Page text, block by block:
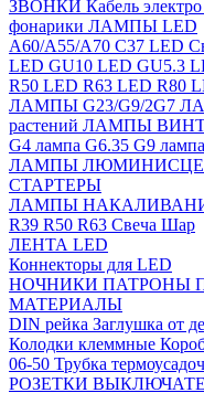
ЗВОНКИ Кабель электро
фонарики ЛАМПЫ LED
A60/A55/A70 C37 LED
LED GU10 LED GU5.3
R50 LED R63 LED R80
ЛАМПЫ G23/G9/2G7
растений ЛАМПЫ
G4 лампа G6.35 G9 лампа
ЛАМПЫ
СТАРТЕРЫ
ЛАМПЫ
R39 R50 R63 Свеча Шар
ЛЕНТА LED
Коннекторы для LED
НОЧНИКИ ПАТРОНЫ
МАТЕРИАЛЫ
DIN рейка Заглушка от
Колодки клеммные
06-50 Трубка
РОЗЕТКИ